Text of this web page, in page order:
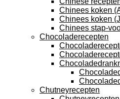
Chinees koken
Chinees koken
Chinees stap-
Chocoladerecepten
Chutneyrecepten